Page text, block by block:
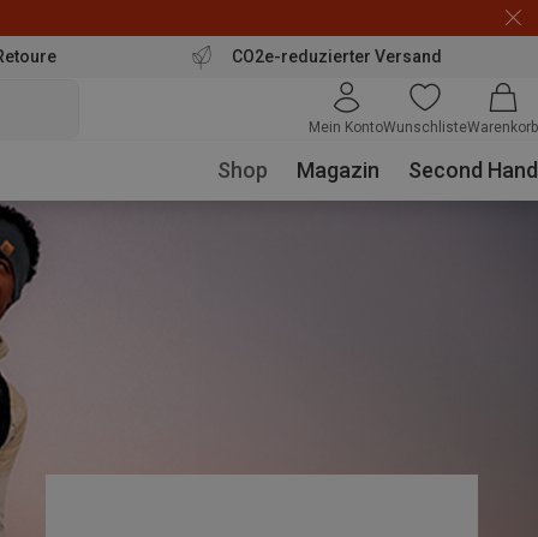
CO2e-reduzierter Versand
Mein KontoWunschlisteWarenkorb
Shop Magazin Second Hand